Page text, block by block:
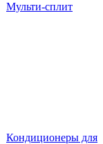
Мульти-сплит
Кондиционеры для